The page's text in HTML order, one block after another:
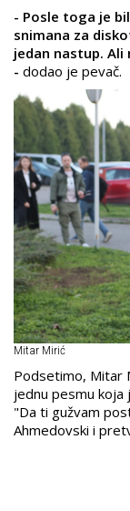
- Posle toga je
snimana za
jedan nastup. Ali
- dodao je pevač.
Mitar Mirić
Podsetimo, Mitar
jednu pesmu koja
"Da ti gužvam
Ahmedovski i